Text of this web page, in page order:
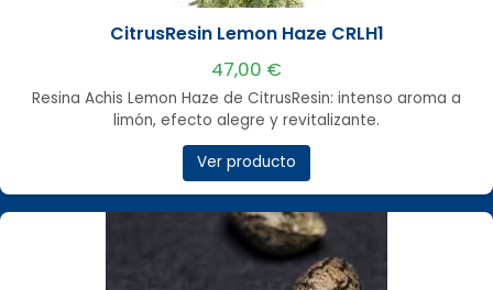
CitrusResin Lemon Haze CRLH1
47,00 €
Resina Achis Lemon Haze de CitrusResin: intenso aroma a
limón, efecto alegre y revitalizante.
Ver producto